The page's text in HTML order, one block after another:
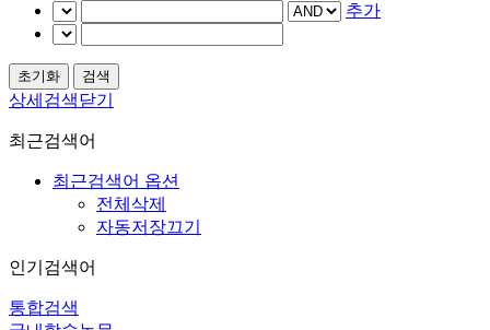
추가
상세검색닫기
최근검색어
최근검색어 옵션
전체삭제
자동저장끄기
인기검색어
통합검색